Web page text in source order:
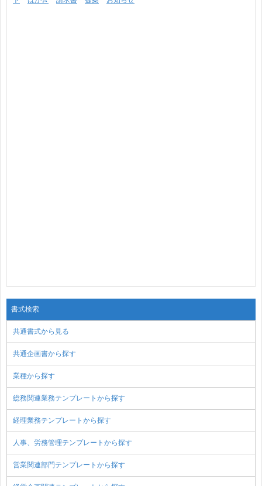
書式検索
共通書式から見る
共通企画書から探す
業種から探す
総務関連業務テンプレートから探す
経理業務テンプレートから探す
人事、労務管理テンプレートから探す
営業関連部門テンプレートから探す